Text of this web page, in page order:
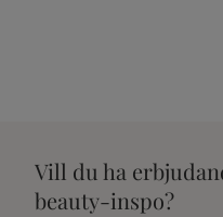
Vill du ha
beauty-inspo?